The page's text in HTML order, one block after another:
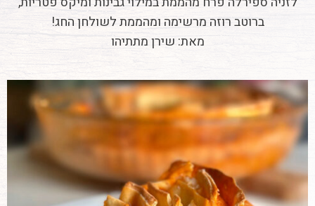
ברוטב רוזה מרשימה ומהממת לשולחן החג!
מאת: שירן מתתיהו